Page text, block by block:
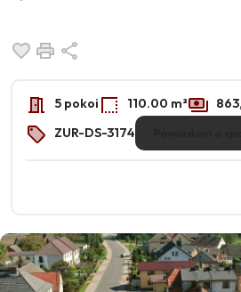
Dodaj do ulubionych
Drukuj
5 pokoi 110.00 m²
ZUR-DS-3174